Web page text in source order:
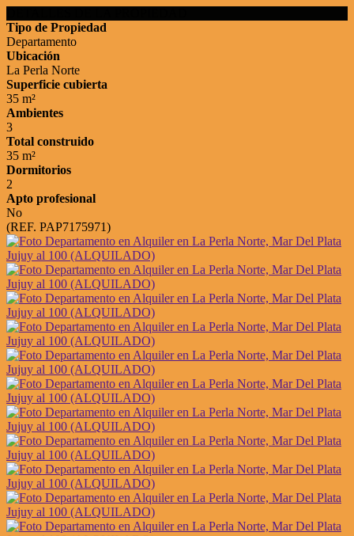
Tipo de Propiedad
Departamento
Ubicación
La Perla Norte
Superficie cubierta
35 m²
Ambientes
3
Total construido
35 m²
Dormitorios
2
Apto profesional
No
(REF. PAP7175971)